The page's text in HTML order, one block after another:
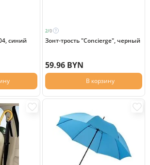
синий
2/0
Зонт-трость "Concierge", черный
59.96 BYN
В корзину